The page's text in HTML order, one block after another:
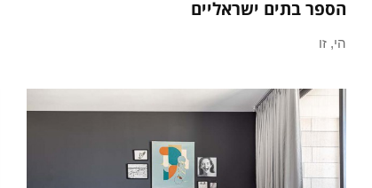
הספר בתים ישראליים
הי, זו